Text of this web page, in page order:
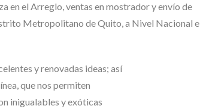
en el Arreglo, ventas en mostrador y envío de
Metropolitano de Quito, a Nivel Nacional e
y renovadas ideas; así
que nos permiten
inigualables y exóticas